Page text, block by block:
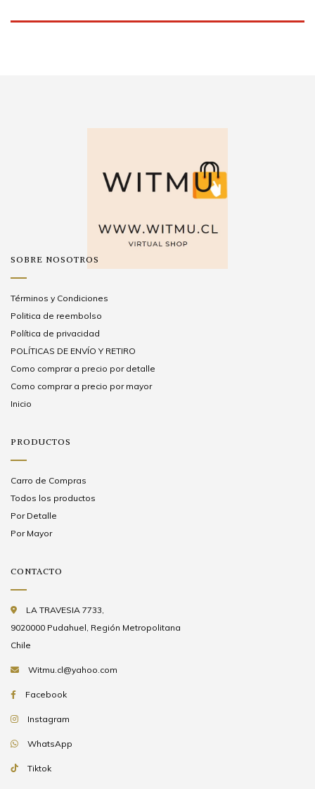
SOBRE NOSOTROS
Términos y Condiciones
Politica de reembolso
Política de privacidad
POLÍTICAS DE ENVÍO Y RETIRO
Como comprar a precio por detalle
Como comprar a precio por mayor
Inicio
PRODUCTOS
Carro de Compras
Todos los productos
Por Detalle
Por Mayor
CONTACTO
LA TRAVESIA 7733,
9020000 Pudahuel, Región Metropolitana
Chile
Witmu.cl@yahoo.com
Facebook
Instagram
WhatsApp
Tiktok